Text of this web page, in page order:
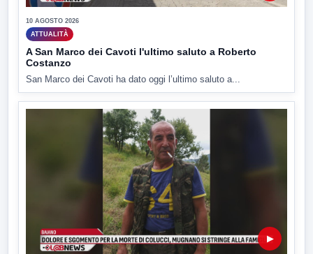
10 AGOSTO 2026
ATTUALITÀ
A San Marco dei Cavoti l'ultimo saluto a Roberto
Costanzo
San Marco dei Cavoti ha dato oggi l’ultimo saluto a...
▶